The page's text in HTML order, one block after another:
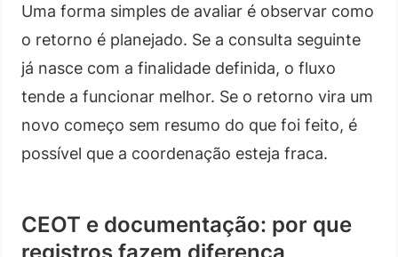
Uma forma simples de avaliar é observar como
o retorno é planejado. Se a consulta seguinte
já nasce com a finalidade definida, o fluxo
tende a funcionar melhor. Se o retorno vira um
novo começo sem resumo do que foi feito, é
possível que a coordenação esteja fraca.
CEOT e documentação: por que